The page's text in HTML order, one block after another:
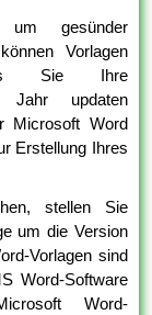
um gesünder
Vorlagen
Sie Ihre
Jahr updaten
Microsoft Word
Erstellung Ihres
stellen Sie
um die Version
Vorlagen sind
Word-Software
Word-